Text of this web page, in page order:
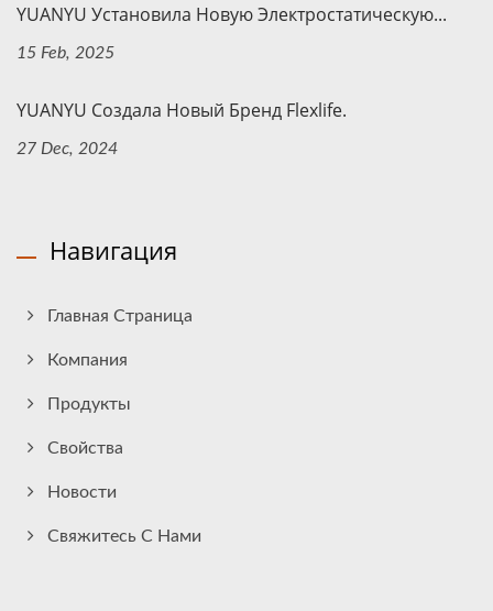
YUANYU Установила Новую Электростатическую...
15 Feb, 2025
YUANYU Создала Новый Бренд Flexlife.
27 Dec, 2024
Навигация
Главная Страница
Компания
Продукты
Свойства
Новости
Свяжитесь С Нами